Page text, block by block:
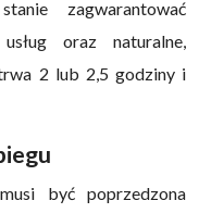
zagwarantować
oraz naturalne,
2 lub 2,5 godziny i
być poprzedzona